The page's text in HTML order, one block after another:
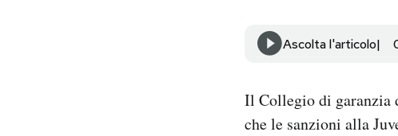
Ascolta l'articolo
Il Collegio di garanzia
che le sanzioni alla